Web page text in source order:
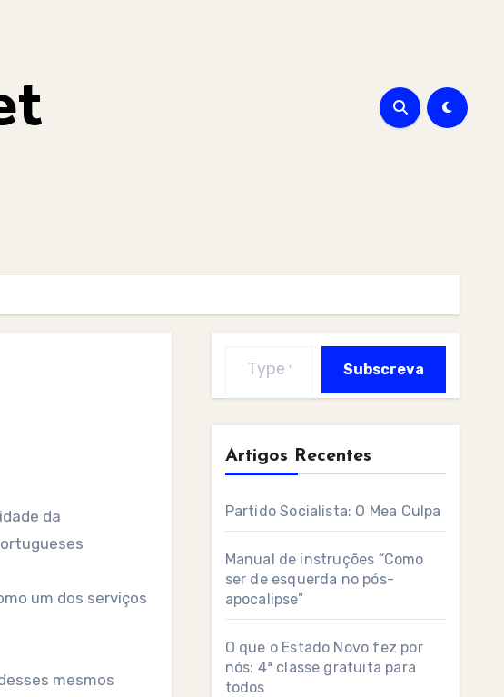
um dos serviços
mesmos
Subscreva
Artigos Recentes
Partido Socialista: O Mea Culpa
Manual de instruções “Como
ser de esquerda no pós-
apocalipse”
O que o Estado Novo fez por
nós: 4ª classe gratuita para
todos